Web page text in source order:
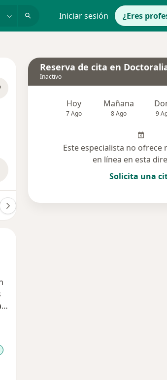
Iniciar sesión ¿Eres
(1)
Reserva de cita en
Inactivo
Hoy
7 Ago
Mañana
8 Ago 9
Este especialista no ofrece
en línea en esta
Solicita una